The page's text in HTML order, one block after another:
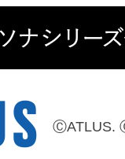
ⒸATLUS.